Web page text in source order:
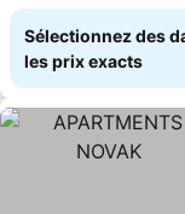
Sélectionnez des
les prix exacts